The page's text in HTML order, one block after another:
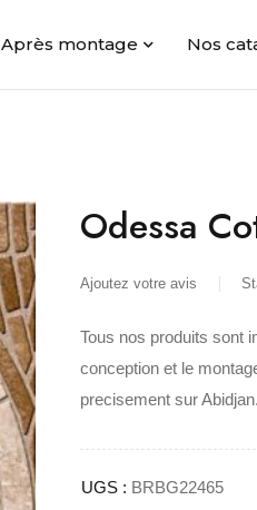
Après montage Nos
Odessa
Ajoutez votre avis
Tous nos produits sont
conception et le
precisement sur Abidjan.
UGS : BRBG22465